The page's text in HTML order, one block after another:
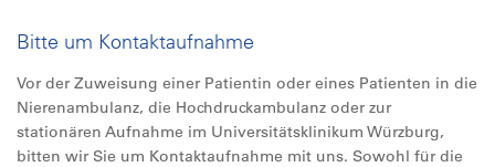
Bitte um Kontaktaufnahme
Vor der Zuweisung einer Patientin oder eines Patienten in die
Nierenambulanz, die Hochdruckambulanz oder zur
stationären Aufnahme im Universitätsklinikum Würzburg,
bitten wir Sie um Kontaktaufnahme mit uns. Sowohl für die